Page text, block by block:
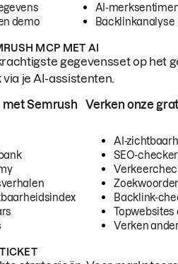
demo
AI-
Backlinkanalyse
MCP MET AI
gegevensset op het
je AI-assistenten.
met Semrush Verken onze
AI-
SEO-checker
Backlink-
Topwebsites
Verken